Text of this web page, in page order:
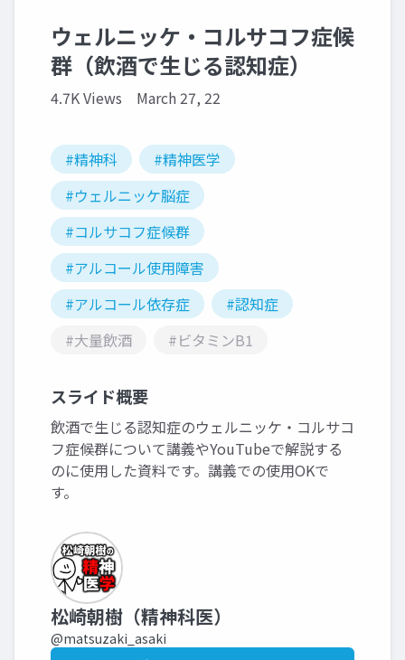
ウェルニッケ・コルサコフ症候
群（飲酒で生じる認知症）
4.7K Views March 27, 22
#精神科
#精神医学
#ウェルニッケ脳症
#コルサコフ症候群
#アルコール使用障害
#アルコール依存症
#認知症
#大量飲酒
#ビタミンB1
スライド概要
飲酒で生じる認知症のウェルニッケ・コルサコ
フ症候群について講義やYouTubeで解説する
のに使用した資料です。講義での使用OKで
す。
松崎朝樹（精神科医）
@matsuzaki_asaki